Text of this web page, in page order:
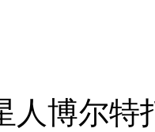
人博尔特